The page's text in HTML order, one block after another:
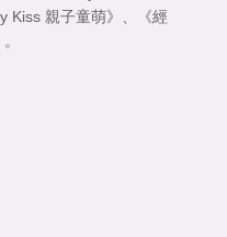
Kiss 親子童萌》 、
《經
。